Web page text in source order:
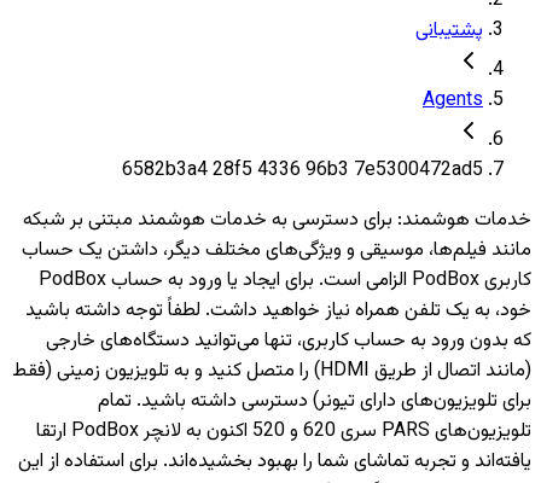
پشتیبانی
Agents
6582b3a4 28f5 4336 96b3 7e5300472ad5
خدمات هوشمند: برای دسترسی به خدمات هوشمند مبتنی بر شبکه
مانند فیلم‌ها، موسیقی و ویژگی‌های مختلف دیگر، داشتن یک حساب
کاربری PodBox الزامی است. برای ایجاد یا ورود به حساب PodBox
خود، به یک تلفن همراه نیاز خواهید داشت. لطفاً توجه داشته باشید
که بدون ورود به حساب کاربری، تنها می‌توانید دستگاه‌های خارجی
(مانند اتصال از طریق HDMI) را متصل کنید و به تلویزیون‌ زمینی (فقط
برای تلویزیون‌های دارای تیونر) دسترسی داشته باشید. تمام
تلویزیون‌های PARS سری 620 و 520 اکنون به لانچر PodBox ارتقا
یافته‌اند و تجربه تماشای شما را بهبود بخشیده‌اند. برای استفاده از این